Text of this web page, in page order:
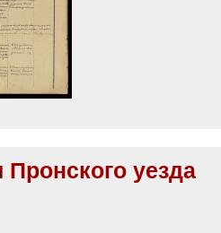
уезда